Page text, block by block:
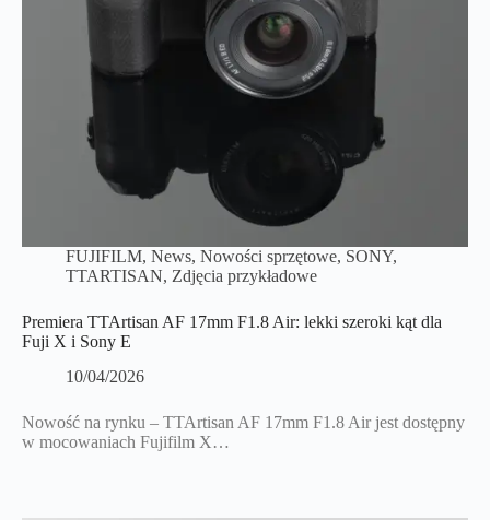
FUJIFILM, News, Nowości sprzętowe, SONY,
TTARTISAN, Zdjęcia przykładowe
Premiera TTArtisan AF 17mm F1.8 Air: lekki szeroki kąt dla
Fuji X i Sony E
10/04/2026
Nowość na rynku – TTArtisan AF 17mm F1.8 Air jest dostępny
w mocowaniach Fujifilm X…